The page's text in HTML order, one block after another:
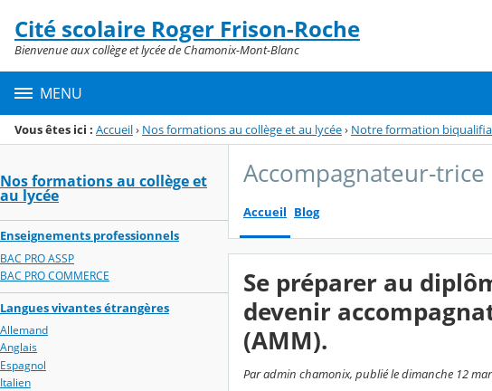
Menu de la rubrique
Contenu
Cité scolaire Roger Frison-Roche
Bienvenue aux collège et lycée de Chamonix-Mont-Blanc
MENU
Vous êtes ici : Accueil› Nos formations au collège et au lycée› Notre formation
Nos formations au collège et
au lycée
Enseignements professionnels
BAC PRO ASSP
BAC PRO COMMERCE
Langues vivantes étrangères
Allemand
Anglais
Espagnol
Italien
Accompagnateur-
Accueil Blog
Se préparer au
devenir
(AMM).
Par admin chamonix, publié le dimanche 12